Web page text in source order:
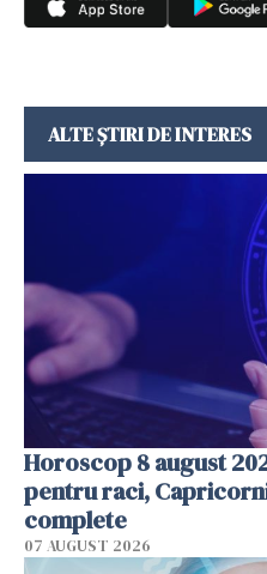
ALTE ȘTIRI DE INTERES
Horoscop 8 august
pentru raci,
complete
07 AUGUST 2026